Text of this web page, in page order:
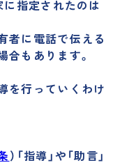
指定されたのは
者に電話で伝える
合もあります。
を行っていくわけ
）「指導」や「助言」